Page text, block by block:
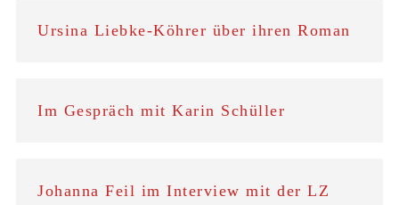
Ursina Liebke-Köhrer über ihren Roman
Im Gespräch mit Karin Schüller
Johanna Feil im Interview mit der LZ